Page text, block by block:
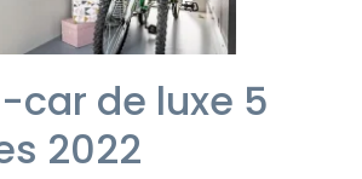
de luxe 5
2022